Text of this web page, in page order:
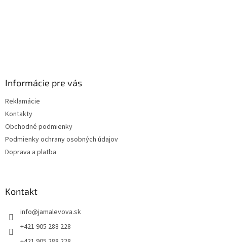
Informácie pre vás
Reklamácie
Kontakty
Obchodné podmienky
Podmienky ochrany osobných údajov
Doprava a platba
Kontakt
info@jamalevova.sk
+421 905 288 228